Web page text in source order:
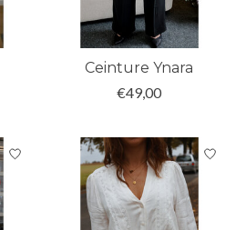
Ceinture Ynara
€49,00